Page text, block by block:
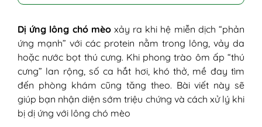
chó mèo
1. Người có cơ địa dị ứng sẵn
2. Trẻ sơ sinh và trẻ nhỏ
3. Người có cha/ mẹ hoặc anh/ chị bị
dị ứng
4. Bệnh nhân hen phế quản chưa
kiểm soát tốt
Dị ứng lông chó mèoxảy ra khi hệ miễn dịch “phản
ứng mạnh” với các protein nằm trong lông, vảy da
hoặc nước bọt thú cưng. Khi phong trào ôm ấp “thú
cưng” lan rộng, số ca hắt hơi, khó thở, mề đay tìm
đến phòng khám cũng tăng theo. Bài viết này sẽ
giúp bạn nhận diện sớm triệu chứng và cách xử lý khi
bị dị ứng với lông chó mèo